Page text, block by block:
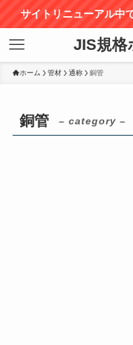
サイトリニューアル中
JIS規格
ホーム 管材 通称 銅管
銅管 – category –